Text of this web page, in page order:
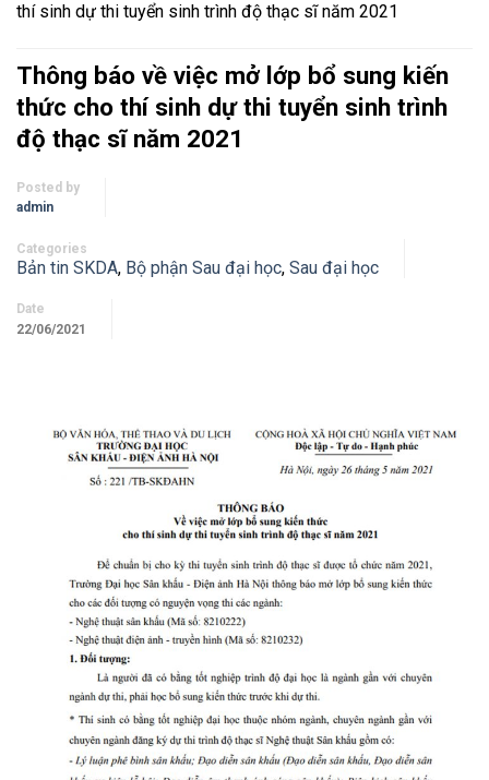
thí sinh dự thi tuyển sinh trình độ thạc sĩ năm 2021
Thông báo về việc mở lớp bổ sung kiến
thức cho thí sinh dự thi tuyển sinh trình
độ thạc sĩ năm 2021
Posted by
admin
Categories
Bản tin SKDA, Bộ phận Sau đại học, Sau đại học
Date
22/06/2021